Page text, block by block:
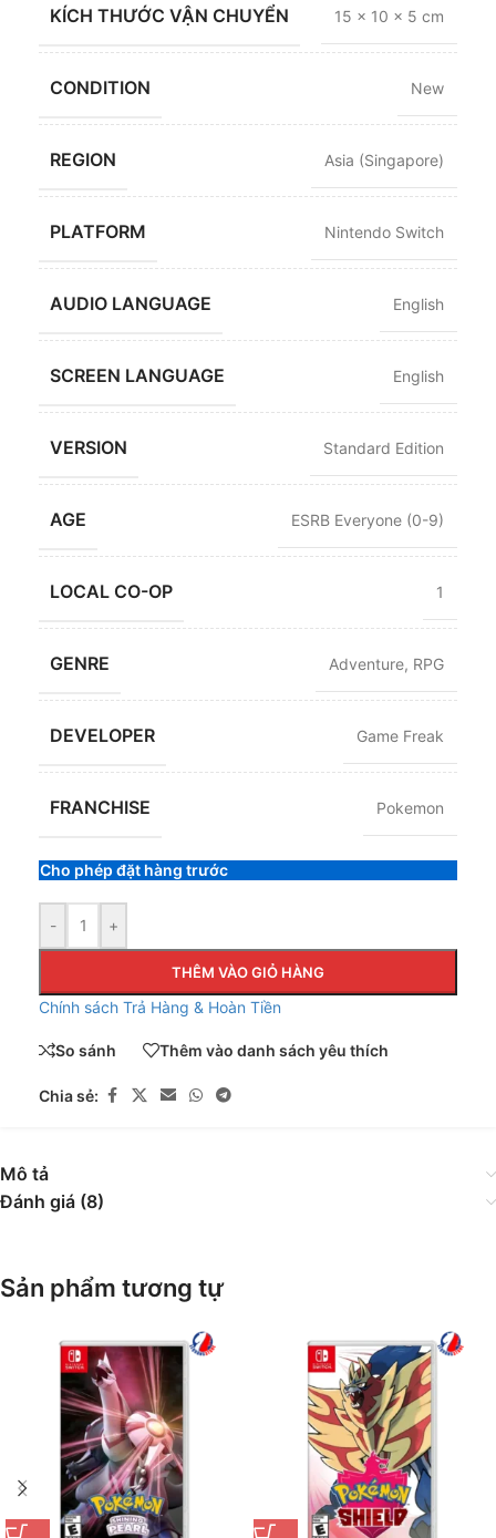
KÍCH THƯỚC VẬN CHUYỂN 15 × 10 × 5 cm
CONDITION New
REGION Asia (Singapore)
PLATFORM Nintendo Switch
AUDIO LANGUAGE English
SCREEN LANGUAGE English
VERSION Standard Edition
AGE ESRB Everyone (0-9)
LOCAL CO-OP 1
GENRE Adventure, RPG
DEVELOPER Game Freak
FRANCHISE Pokemon
Cho phép đặt hàng trước
- +
THÊM VÀO GIỎ HÀNG
Chính sách Trả Hàng & Hoàn Tiền
So sánh Thêm vào danh sách yêu thích
Chia sẻ:
Mô tả
Đánh giá (8)
Sản phẩm tương tự